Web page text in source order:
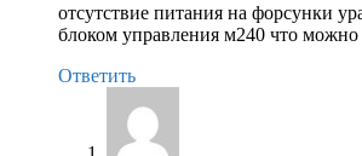
отсутствие питания на форсунки
блоком управления м240 что можно
Ответить